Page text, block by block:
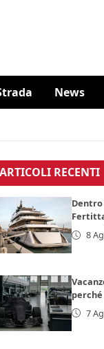
News
ARTICOLI RECENTI
8
7